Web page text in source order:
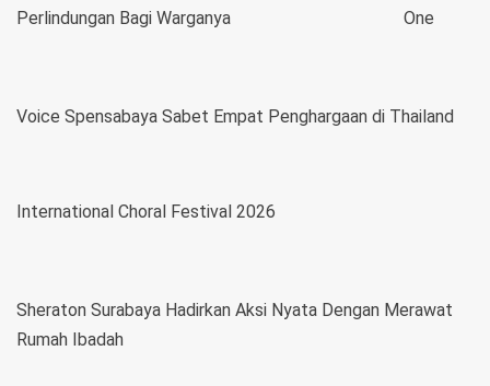
Perlindungan Bagi Warganya One
Voice Spensabaya Sabet Empat Penghargaan di Thailand
International Choral Festival 2026
Sheraton Surabaya Hadirkan Aksi Nyata Dengan Merawat
Rumah Ibadah